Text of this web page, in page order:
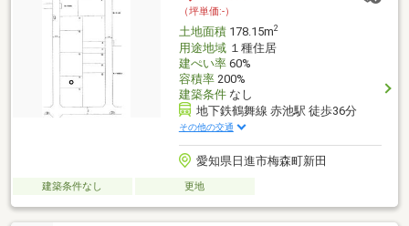
（坪単価:-）
土地面積178.15m2
用途地域１種住居
建ぺい率60%
容積率200%
建築条件なし
地下鉄鶴舞線 赤池駅 徒歩36分
その他の交通
愛知県日進市梅森町新田
建築条件なし 更地